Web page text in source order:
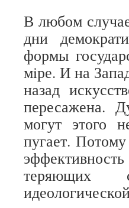
В любом
дни
формы
мiре. И на
назад
пересажена.
могут этого
пугает.
теряющих